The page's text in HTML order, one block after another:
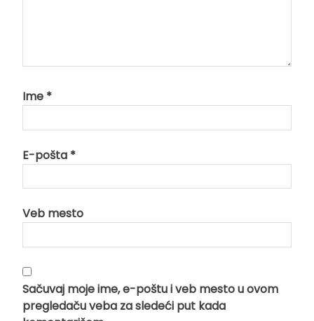
Ime *
E-pošta *
Veb mesto
Sačuvaj moje ime, e-poštu i veb mesto u ovom
pregledaču veba za sledeći put kada